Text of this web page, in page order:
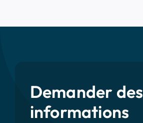
Demander des
informations